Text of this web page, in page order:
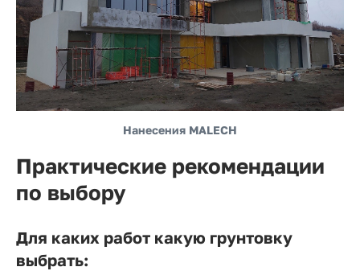
Нанесения MALECH
Практические рекомендации
по выбору
Для каких работ какую грунтовку
выбрать: